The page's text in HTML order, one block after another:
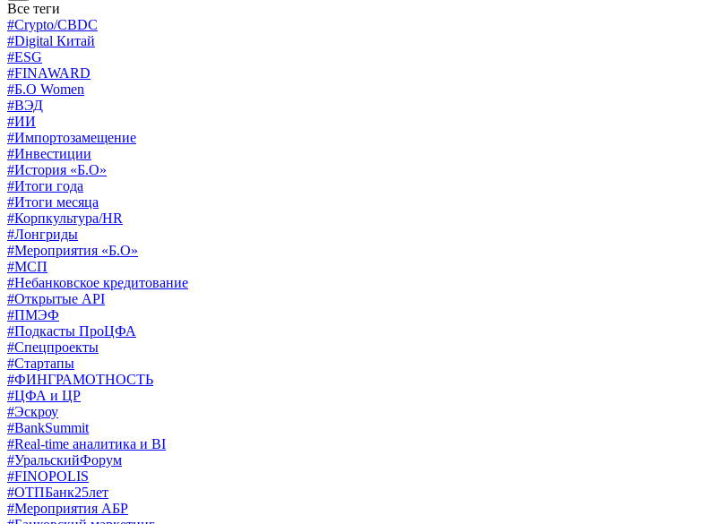
Все теги
#Crypto/CBDC
#Digital Китай
#ESG
#FINAWARD
#Б.О Women
#ВЭД
#ИИ
#Импортозамещение
#Инвестиции
#История «Б.О»
#Итоги года
#Итоги месяца
#Корпкультура/HR
#Лонгриды
#Мероприятия «Б.О»
#МСП
#Небанковское кредитование
#Открытые API
#ПМЭФ
#Подкасты ПроЦФА
#Спецпроекты
#Стартапы
#ФИНГРАМОТНОСТЬ
#ЦФА и ЦР
#Эскроу
#BankSummit
#Real-time аналитика и BI
#УральскийФорум
#FINOPOLIS
#ОТПБанк25лет
#Мероприятия АБР